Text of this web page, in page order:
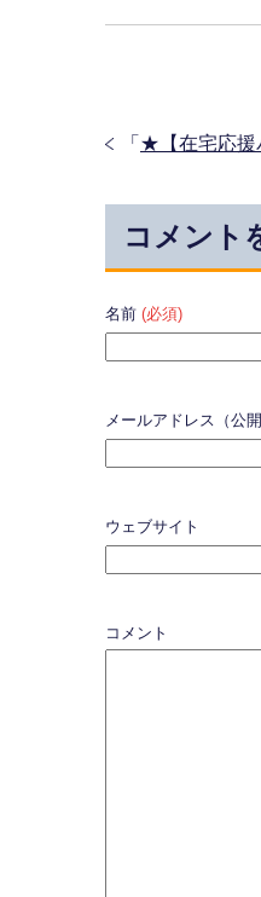
「 ★【在宅応援
コメント
名前 (必須)
メールアドレス（公
ウェブサイト
コメント